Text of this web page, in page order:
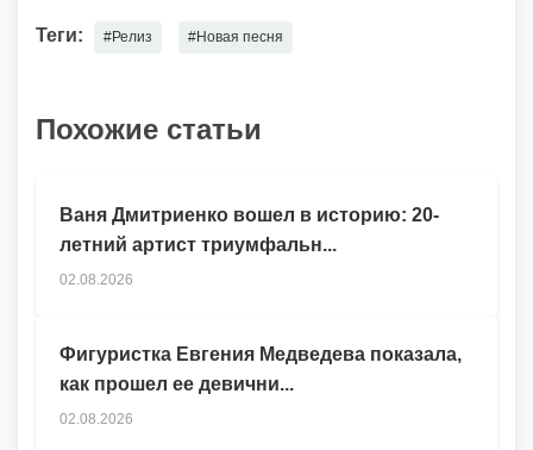
Теги: #Релиз #Новая песня
Похожие статьи
Ваня Дмитриенко вошел в историю: 20-
летний артист триумфальн...
02.08.2026
Фигуристка Евгения Медведева показала,
как прошел ее девични...
02.08.2026